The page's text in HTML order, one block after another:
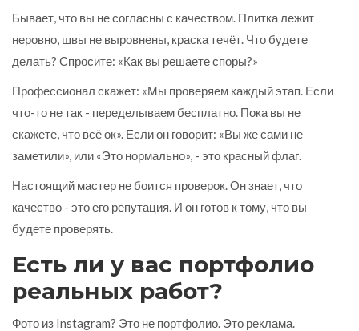
Бывает, что вы не согласны с качеством. Плитка лежит
неровно, швы не выровнены, краска течёт. Что будете
делать? Спросите: «Как вы решаете споры?»
Профессионал скажет: «Мы проверяем каждый этап. Если
что-то не так - переделываем бесплатно. Пока вы не
скажете, что всё ок». Если он говорит: «Вы же сами не
заметили», или «Это нормально», - это красный флаг.
Настоящий мастер не боится проверок. Он знает, что
качество - это его репутация. И он готов к тому, что вы
будете проверять.
Есть ли у вас портфолио
реальных работ?
Фото из Instagram? Это не портфолио. Это реклама.